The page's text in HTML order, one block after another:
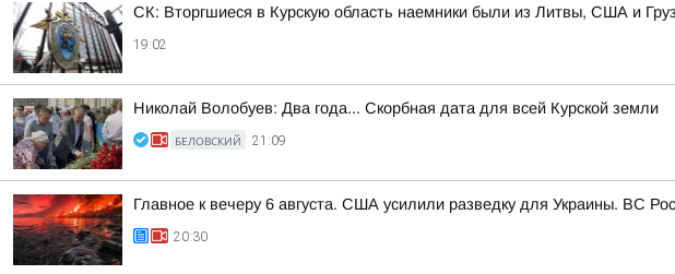
СК: Вторгшиеся в Курскую область наемники были из Литвы, США и
19:02
Николай Волобуев: Два года... Скорбная дата для всей Курской земли
БЕЛОВСКИЙ 21:09
Главное к вечеру 6 августа. США усилили разведку для Украины. ВС
20:30